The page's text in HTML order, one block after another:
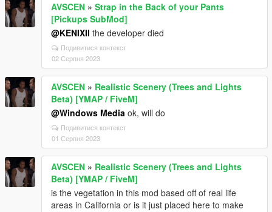
AVSCEN » Strap in the Back of your Pants
[Pickups SubMod]
@KENIXII the developer died
Подивитися контекст
02 Серпня 2023
AVSCEN » Realistic Scenery (Trees and Lights
Beta) [YMAP / FiveM]
@Windows Media ok, will do
Подивитися контекст
01 Серпня 2023
AVSCEN » Realistic Scenery (Trees and Lights
Beta) [YMAP / FiveM]
is the vegetation in this mod based off of real life
areas in California or is it just placed here to make